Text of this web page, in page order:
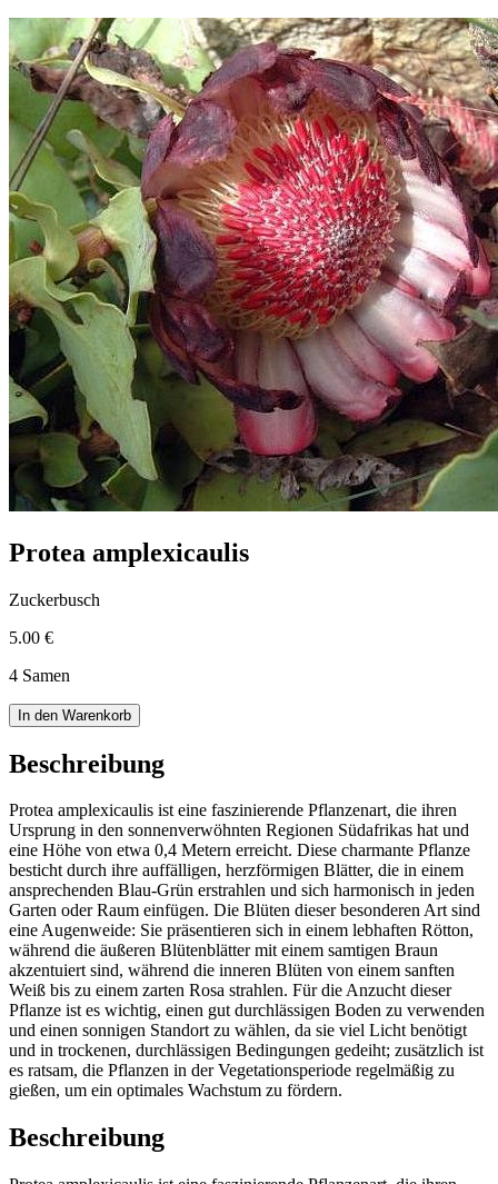
Protea amplexicaulis
Zuckerbusch
5.00 €
4 Samen
In den Warenkorb
Beschreibung
Protea amplexicaulis ist eine faszinierende Pflanzenart, die ihren
Ursprung in den sonnenverwöhnten Regionen Südafrikas hat und
eine Höhe von etwa 0,4 Metern erreicht. Diese charmante Pflanze
besticht durch ihre auffälligen, herzförmigen Blätter, die in einem
ansprechenden Blau-Grün erstrahlen und sich harmonisch in jeden
Garten oder Raum einfügen. Die Blüten dieser besonderen Art sind
eine Augenweide: Sie präsentieren sich in einem lebhaften Rötton,
während die äußeren Blütenblätter mit einem samtigen Braun
akzentuiert sind, während die inneren Blüten von einem sanften
Weiß bis zu einem zarten Rosa strahlen. Für die Anzucht dieser
Pflanze ist es wichtig, einen gut durchlässigen Boden zu verwenden
und einen sonnigen Standort zu wählen, da sie viel Licht benötigt
und in trockenen, durchlässigen Bedingungen gedeiht; zusätzlich ist
es ratsam, die Pflanzen in der Vegetationsperiode regelmäßig zu
gießen, um ein optimales Wachstum zu fördern.
Beschreibung